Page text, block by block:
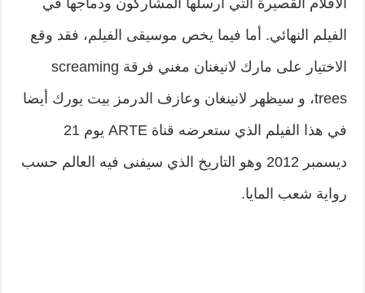
الفيلم النهائي. أما فيما يخص موسيقى الفيلم، فقد وقع
الاختيار على مارك لانيغنان مغني فرقة screaming
trees، و سيظهر لانينغان وعازف الدرمز بيت يورك أيضا
في هذا الفيلم الذي ستعرضه قناة ARTE يوم 21
ديسمبر 2012 وهو التاريخ الذي سيفنى فيه العالم حسب
رواية شعب المايا.